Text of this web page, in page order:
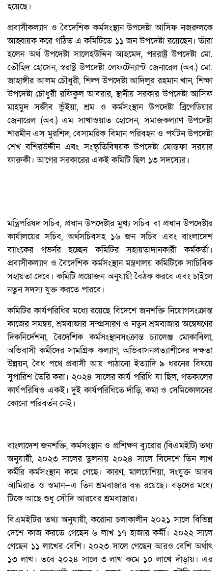
হয়েছে।
প্রবাসীকল্যাণ ও বৈদেশিক কর্মসংস্থান উপদেষ্টা আসিফ নজরুলকে
আহ্বায়ক করে গঠিত এ কমিটিতে ১১ জন উপদেষ্টা রয়েছেন। তাঁরা
হলেন অর্থ উপদেষ্টা সালেহউদ্দিন আহমেদ, পররাষ্ট্র উপদেষ্টা মো.
তৌহিদ হোসেন, স্বরাষ্ট্র উপদেষ্টা লেফটেন্যান্ট জেনারেল (অব.) মো.
জাহাঙ্গীর আলম চৌধুরী, শিল্প উপদেষ্টা আদিলুর রহমান খান, শিক্ষা
উপদেষ্টা চৌধুরী রফিকুল আবরার, স্থানীয় সরকার উপদেষ্টা আসিফ
মাহমুদ সজীব ভুঁইয়া, শ্রম ও কর্মসংস্থান উপদেষ্টা ব্রিগেডিয়ার
জেনারেল (অব.) এম সাখাওয়াত হোসেন, সমাজকল্যাণ উপদেষ্টা
শারমীন এস মুরশিদ, বেসামরিক বিমান পরিবহন ও পর্যটন উপদেষ্টা
শেখ বশিরউদ্দীন এবং সংস্কৃতিবিষয়ক উপদেষ্টা মোস্তফা সরয়ার
ফারুকী। আগের সরকারের একই কমিটি ছিল ১৩ সদস্যের।
মন্ত্রিপরিষদ সচিব, প্রধান উপদেষ্টার মুখ্য সচিব বা প্রধান উপদেষ্টার
কার্যালয়ের সচিব, অর্থসচিবসহ ১৬ জন সচিব এবং বাংলাদেশ
ব্যাংকের গভর্নর হচ্ছেন কমিটির সহায়তাদানকারী কর্মকর্তা।
প্রবাসীকল্যাণ ও বৈদেশিক কর্মসংস্থান মন্ত্রণালয় কমিটিকে সাচিবিক
সহায়তা দেবে। কমিটি প্রয়োজন অনুযায়ী বৈঠক করবে এবং চাইলে
নতুন সদস্য যুক্ত করতে পারবে।
কমিটির কার্যপরিধির মধ্যে রয়েছে বিদেশে জনশক্তি নিয়োগসংক্রান্ত
কাজের সমন্বয়, শ্রমবাজার সম্প্রসারণ ও নতুন শ্রমবাজার অন্বেষণের
দিকনির্দেশনা, বৈদেশিক কর্মসংস্থানসংক্রান্ত চ্যালেঞ্জ মোকাবিলা,
অভিবাসী কর্মীদের সামগ্রিক কল্যাণ, অভিবাসনপ্রত্যাশীদের দক্ষতা
উন্নয়ন, বৈধ পথে প্রবাসী আয় পাঠানো ইত্যাদি ৯ ধরনের বিষয়ে
সুপারিশ তৈরি করা। ২০২৪ সালের কার্য পরিধি যা ছিল, গতকালের
কার্যপরিধিও একই। দুই কার্যপরিধিতে দাঁড়ি, কমা ও সেমিকোলনের
কোনো পরিবর্তন নেই।
বাংলাদেশ জনশক্তি, কর্মসংস্থান ও প্রশিক্ষণ ব্যুরোর (বিএমইটি) তথ্য
অনুযায়ী, ২০২৩ সালের তুলনায় ২০২৪ সালে বিদেশে তিন লাখ
কর্মীর কর্মসংস্থান কমে গেছে। কারণ, মালয়েশিয়া, সংযুক্ত আরব
আমিরাত ও ওমান—এ তিন শ্রমবাজার বন্ধ রয়েছে। বড়দের মধ্যে
টিকে আছে শুধু সৌদি আরবের শ্রমবাজার।
বিএমইটির তথ্য অনুযায়ী, করোনা চলাকালীন ২০২১ সালে বিভিন্ন
দেশে কাজ করতে গেছেন ৬ লাখ ১৭ হাজার কর্মী। ২০২২ সালে
গেছেন ১১ লাখের বেশি। ২০২৩ সালে গেছেন আরও বেশি অর্থাৎ
১৩ লাখ। তবে ২০২৪ সালে ৩ লাখ কমে ১০ লাখে দাঁড়ায়। এর